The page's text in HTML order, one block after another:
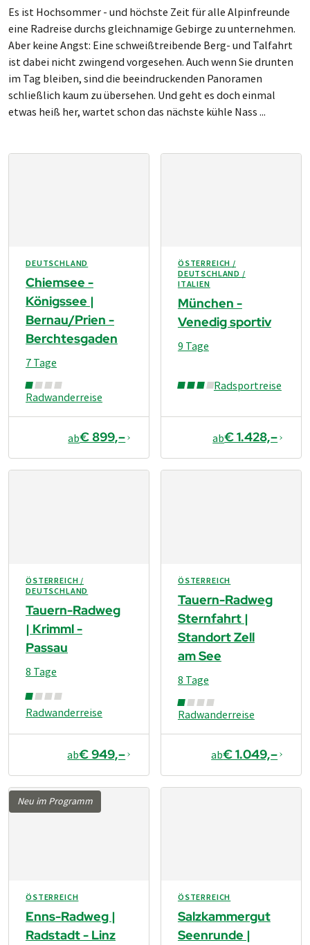
Es ist Hochsommer - und höchste Zeit für alle Alpinfreunde
eine Radreise durchs gleichnamige Gebirge zu unternehmen.
Aber keine Angst: Eine schweißtreibende Berg- und Talfahrt
ist dabei nicht zwingend vorgesehen. Auch wenn Sie drunten
im Tag bleiben, sind die beeindruckenden Panoramen
schließlich kaum zu übersehen. Und geht es doch einmal
etwas heiß her, wartet schon das nächste kühle Nass ...
DEUTSCHLAND
Chiemsee -
Königssee |
Bernau/Prien -
Berchtesgaden
Radwanderreise
7 Tage
ab€ 899,–
ÖSTERREICH /
DEUTSCHLAND /
ITALIEN
München -
Venedig sportiv
Radsportreise
9 Tage
ab€ 1.428,–
ÖSTERREICH /
DEUTSCHLAND
Tauern-Radweg
| Krimml -
Passau
Radwanderreise
8 Tage
ab€ 949,–
ÖSTERREICH
Tauern-Radweg
Sternfahrt |
Standort Zell
am See
Radwanderreise
8 Tage
ab€ 1.049,–
Neu im Programm
ÖSTERREICH
Enns-Radweg |
Radstadt - Linz
ÖSTERREICH
Salzkammergut
Seenrunde |